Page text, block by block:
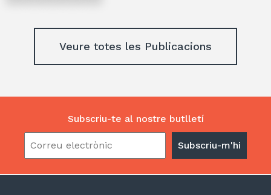
Veure totes les Publicacions
Subscriu-te al nostre butlletí